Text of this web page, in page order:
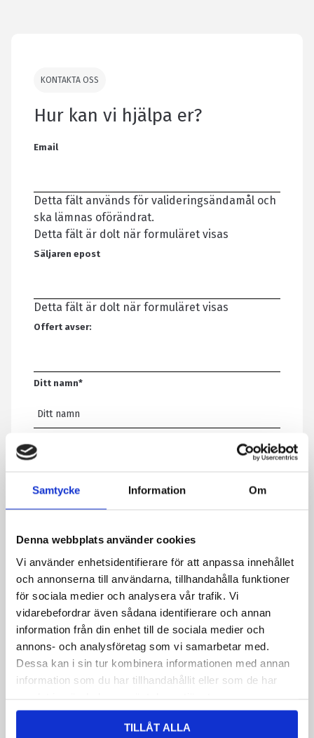
Samtycke Information Om
Denna webbplats använder cookies
Vi använder enhetsidentifierare för att anpassa innehållet
och annonserna till användarna, tillhandahålla funktioner
för sociala medier och analysera vår trafik. Vi
vidarebefordrar även sådana identifierare och annan
information från din enhet till de sociala medier och
annons- och analysföretag som vi samarbetar med.
Dessa kan i sin tur kombinera informationen med annan
information som du har tillhandahållit eller som de har
TILLÅT ALLA
KONTAKTA OSS
Hur kan vi hjälpa er?
Email
Detta fält används för valideringsändamål och
ska lämnas oförändrat.
Detta fält är dolt när formuläret visas
Säljaren epost
Detta fält är dolt när formuläret visas
Offert avser:
Ditt namn*
Telefon
Genom att skicka formuläret godkänner du att vi sparar
information om dig. Läs mer om hur vi behandlar dina
personuppgifter i vår integritetspolicy.
CAPTCHA